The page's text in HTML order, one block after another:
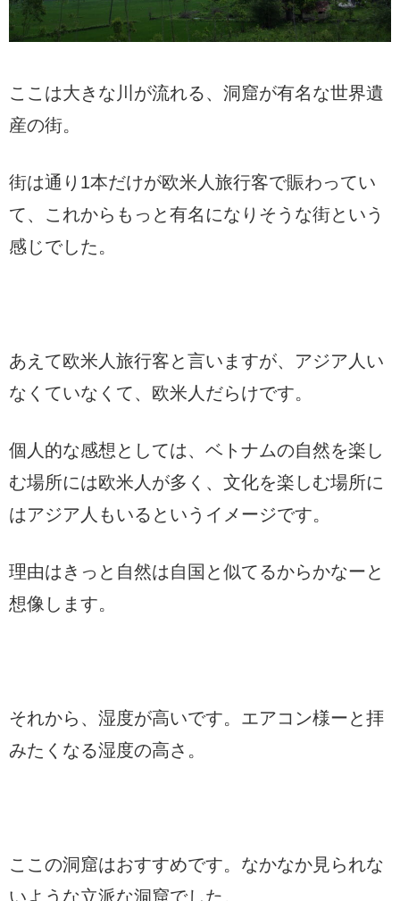
ここは大きな川が流れる、洞窟が有名な世界遺
産の街。
街は通り1本だけが欧米人旅行客で賑わってい
て、これからもっと有名になりそうな街という
感じでした。
あえて欧米人旅行客と言いますが、アジア人い
なくていなくて、欧米人だらけです。
個人的な感想としては、ベトナムの自然を楽し
む場所には欧米人が多く、文化を楽しむ場所に
はアジア人もいるというイメージです。
理由はきっと自然は自国と似てるからかなーと
想像します。
それから、湿度が高いです。エアコン様ーと拝
みたくなる湿度の高さ。
ここの洞窟はおすすめです。なかなか見られな
いような立派な洞窟でした。